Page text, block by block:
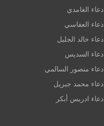
دعاء الغامدي
دعاء العفاسي
دعاء خالد الجليل
دعاء السديس
دعاء منصور السالمي
دعاء محمد جبريل
دعاء ادريس أبكر